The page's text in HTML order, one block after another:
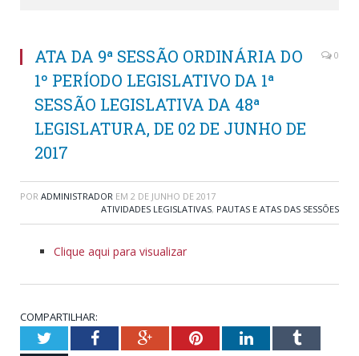
ATA DA 9ª SESSÃO ORDINÁRIA DO
1º PERÍODO LEGISLATIVO DA 1ª
SESSÃO LEGISLATIVA DA 48ª
LEGISLATURA, DE 02 DE JUNHO DE
2017
0
POR ADMINISTRADOR EM 2 DE JUNHO DE 2017
ATIVIDADES LEGISLATIVAS, PAUTAS E ATAS DAS SESSÕES
Clique aqui para visualizar
COMPARTILHAR:
TwitterFacebookGoogle+PinterestLinkedInTumblr